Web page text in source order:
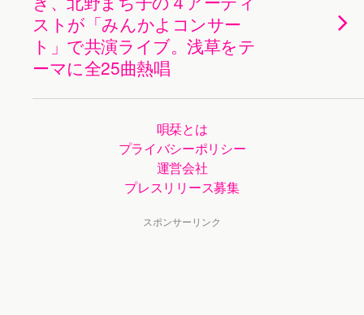
ストが「みんかよコンサー
ト」で共演ライブ。浅草をテ
ーマに全25曲熱唱
唄栞とは
プライバシーポリシー
運営会社
プレスリリース募集
スポンサーリンク